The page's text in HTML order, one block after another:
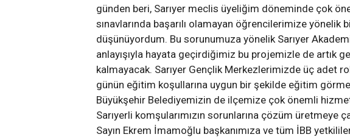
günden beri, Sarıyer meclis üyeliğim döneminde çok
sınavlarında başarılı olamayan öğrencilerimize
düşünüyordum. Bu sorunumuza yönelik Sarıyer
anlayışıyla hayata geçirdiğimiz bu projemizle de artık
kalmayacak. Sarıyer Gençlik Merkezlerimizde üç adet
günün eğitim koşullarına uygun bir şekilde eğitim
Büyükşehir Belediyemizin de ilçemize çok önemli
Sarıyerli komşularımızın sorunlarına çözüm üretmeye
Sayın Ekrem İmamoğlu başkanımıza ve tüm İBB